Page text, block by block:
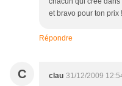
et bravo pour ton prix
Répondre
C clau 31/12/2009